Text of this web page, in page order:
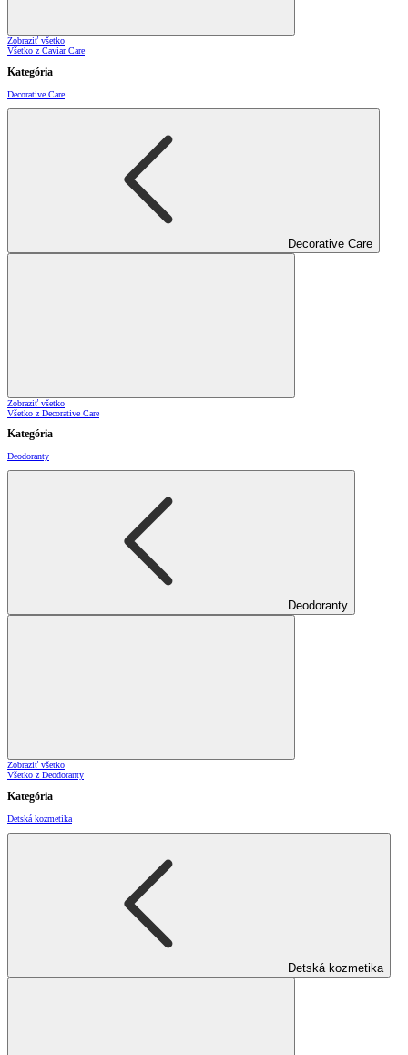
Zobraziť všetko
Všetko z Caviar Care
Kategória
Decorative Care
Decorative Care
Zobraziť všetko
Všetko z Decorative Care
Kategória
Deodoranty
Deodoranty
Zobraziť všetko
Všetko z Deodoranty
Kategória
Detská kozmetika
Detská kozmetika